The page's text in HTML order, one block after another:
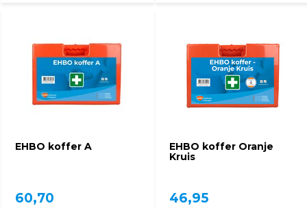
EHBO koffer A
60,70
EHBO koffer Oranje
Kruis
46,95